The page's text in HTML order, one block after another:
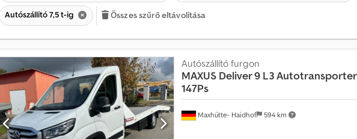
Autószállító 7,5 t-ig Összes szűrő eltávolítása
Maxhütte- Haidhof 594 km
Autószállító furgon
MAXUS Deliver 9 L3 Autotransporter
147Ps
É
t
é